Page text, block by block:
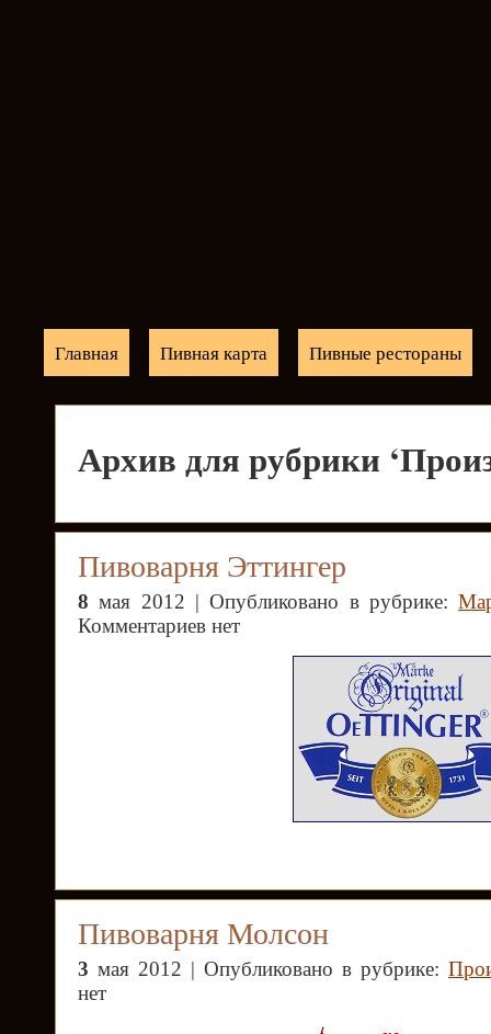
Главная Пивная карта Пивные рестораны
Архив для рубрики
Пивоварня Эттингер
8 мая 2012 | Опубликовано в рубрике:
Комментариев нет
Пивоварня Молсон
3 мая 2012 | Опубликовано в рубрике:
нет